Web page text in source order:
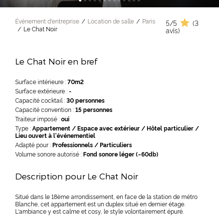
Événement d'entreprise Location de salle
Paris
Le Chat Noir
5/5
avis)
Le Chat Noir en bref
Surface intérieure :70m2
Surface extérieure :-
Capacité cocktail :30 personnes
Capacité convention :15 personnes
Traiteur imposé :oui
Type :Appartement / Espace avec extérieur / Hôtel particulier /
Lieu ouvert à l'événementiel
Adapté pour :
Professionnels / Particuliers
Volume sonore autorisé :Fond sonore léger (~60db)
Description pour Le Chat Noir
Situé dans le 18ème arrondissement, en face de la station de métro
Blanche, cet appartement est un duplex situé en dernier étage.
L'ambiance y est calme et cosy, le style volontairement épuré.